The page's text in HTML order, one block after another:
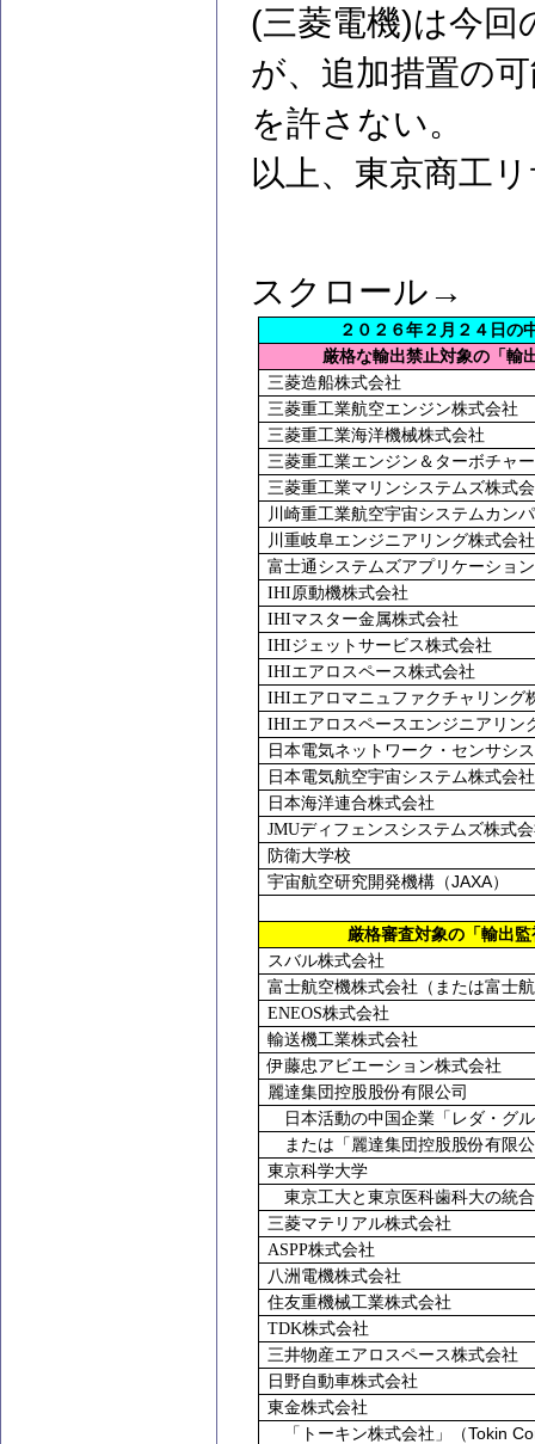
(三菱電機)は今
が、追加措置の
を許さない。
以上、東京商工
スクロール→
２０２６年２月２４日の
厳格な輸出禁止対象の「輸
三菱造船株式会社
三菱重工業航空エンジン株式会社
三菱重工業海洋機械株式会社
三菱重工業エンジン＆ターボチャ
三菱重工業マリンシステムズ株式
川崎重工業航空宇宙システムカン
川重岐阜エンジニアリング株式会社
富士通システムズアプリケーショ
IHI原動機株式会社
IHIマスター金属株式会社
IHIジェットサービス株式会社
IHIエアロスペース株式会社
IHIエアロマニュファクチャリング
IHIエアロスペースエンジニアリン
日本電気ネットワーク・センサシ
日本電気航空宇宙システム株式会社
日本海洋連合株式会社
JMUディフェンスシステムズ株式
防衛大学校
宇宙航空研究開発機構（JAXA）
厳格審査対象の「輸出
スバル株式会社
富士航空機株式会社（または富士
ENEOS株式会社
輸送機工業株式会社
伊藤忠アビエーション株式会社
麗達集団控股股份有限公司
日本活動の中国企業「レダ・グ
または「麗達集団控股股份有限
東京科学大学
東京工大と東京医科歯科大の統
三菱マテリアル株式会社
ASPP株式会社
八洲電機株式会社
住友重機械工業株式会社
TDK株式会社
三井物産エアロスペース株式会社
日野自動車株式会社
東金株式会社
「トーキン株式会社」（Tokin